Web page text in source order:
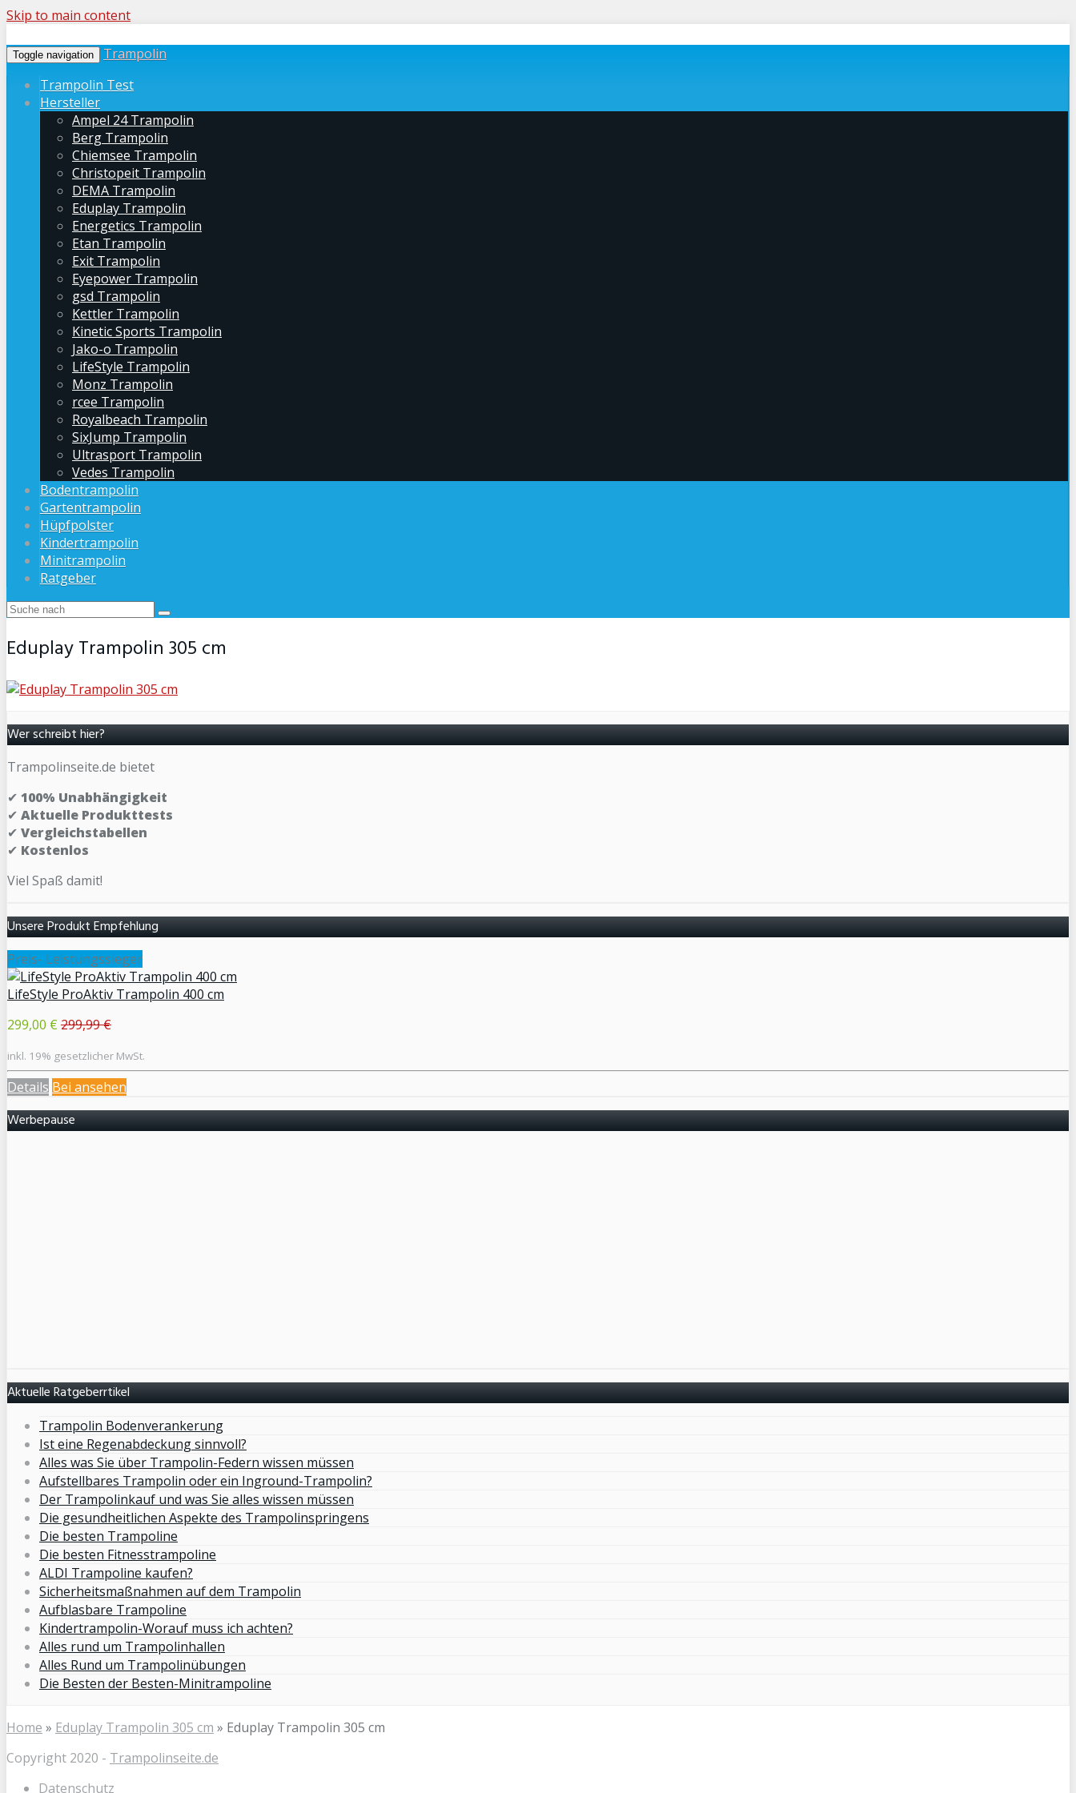
Skip to main content
Toggle navigation
Trampolin
Trampolin Test
Hersteller
Ampel 24 Trampolin
Berg Trampolin
Chiemsee Trampolin
Christopeit Trampolin
DEMA Trampolin
Eduplay Trampolin
Energetics Trampolin
Etan Trampolin
Exit Trampolin
Eyepower Trampolin
gsd Trampolin
Kettler Trampolin
Kinetic Sports Trampolin
Jako-o Trampolin
LifeStyle Trampolin
Monz Trampolin
rcee Trampolin
Royalbeach Trampolin
SixJump Trampolin
Ultrasport Trampolin
Vedes Trampolin
Bodentrampolin
Gartentrampolin
Hüpfpolster
Kindertrampolin
Minitrampolin
Ratgeber
Eduplay Trampolin 305 cm
Wer schreibt hier?
Trampolinseite.de bietet
✔ 100% Unabhängigkeit
✔ Aktuelle Produkttests
✔ Vergleichstabellen
✔ Kostenlos
Viel Spaß damit!
Unsere Produkt Empfehlung
Preis- Leistungssieger
LifeStyle ProAktiv Trampolin 400 cm
299,00 € 299,99 €
inkl. 19% gesetzlicher MwSt.
Details Bei ansehen
Werbepause
Aktuelle Ratgeberrtikel
Trampolin Bodenverankerung
Ist eine Regenabdeckung sinnvoll?
Alles was Sie über Trampolin-Federn wissen müssen
Aufstellbares Trampolin oder ein Inground-Trampolin?
Der Trampolinkauf und was Sie alles wissen müssen
Die gesundheitlichen Aspekte des Trampolinspringens
Die besten Trampoline
Die besten Fitnesstrampoline
ALDI Trampoline kaufen?
Sicherheitsmaßnahmen auf dem Trampolin
Aufblasbare Trampoline
Kindertrampolin-Worauf muss ich achten?
Alles rund um Trampolinhallen
Alles Rund um Trampolinübungen
Die Besten der Besten-Minitrampoline
Home » Eduplay Trampolin 305 cm » Eduplay Trampolin 305 cm
Copyright 2020 - Trampolinseite.de
Datenschutz